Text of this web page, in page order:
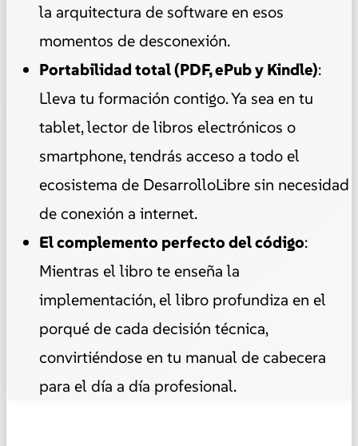
la arquitectura de software en esos
momentos de desconexión.
Portabilidad total (PDF, ePub y Kindle):
Lleva tu formación contigo. Ya sea en tu
tablet, lector de libros electrónicos o
smartphone, tendrás acceso a todo el
ecosistema de DesarrolloLibre sin necesidad
de conexión a internet.
El complemento perfecto del código:
Mientras el libro te enseña la
implementación, el libro profundiza en el
porqué de cada decisión técnica,
convirtiéndose en tu manual de cabecera
para el día a día profesional.